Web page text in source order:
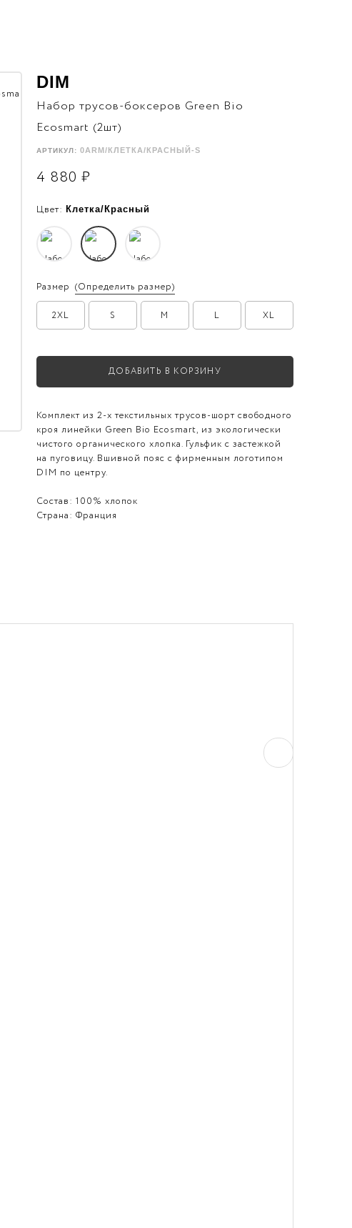
DIM
Набор трусов-боксеров Green Bio
Ecosmart (2шт)
АРТИКУЛ: 0ARM/КЛЕТКА/КРАСНЫЙ-S
4 880 ₽
Цвет: Клетка/Красный
Размер (Определить размер)
2XL S M L XL
ДОБАВИТЬ В КОРЗИНУ
Комплект из 2-х текстильных трусов-шорт свободного
кроя линейки Green Bio Ecosmart, из экологически
чистого органического хлопка. Гульфик с застежкой
на пуговицу. Вшивной пояс с фирменным логотипом
DIM по центру.
Состав: 100% хлопок
Страна: Франция